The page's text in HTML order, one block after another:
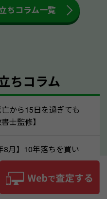
ありません。査定に影響
のままお持ちいただいて
カラへ車の状態につい
ミングで売るのも
です。車にも需要の高い
時期だと査定金額が抑え
逆に需要が高い時期であ
ちコラム一覧
ちコラム
から15日を過ぎても
士監修】
8月】10年落ちを買い
コツ
’26年8月】10年落ち